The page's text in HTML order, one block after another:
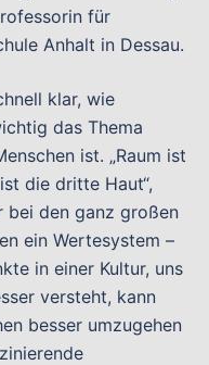
für
Anhalt in Dessau.
klar, wie
das Thema
ist. „Raum ist
die dritte Haut“,
bei den ganz großen
ein Wertesystem –
in einer Kultur, uns
versteht, kann
besser umzugehen